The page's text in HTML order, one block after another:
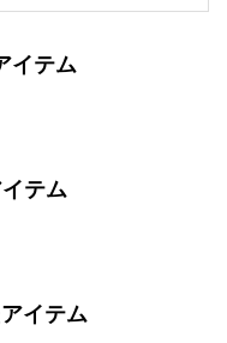
イテム
テム
イテム